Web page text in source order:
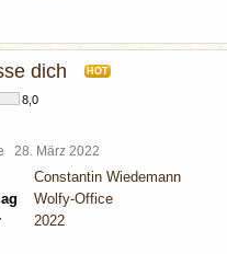
dich HOT
8,0
28. März 2022
Constantin Wiedemann
Wolfy-Office
2022